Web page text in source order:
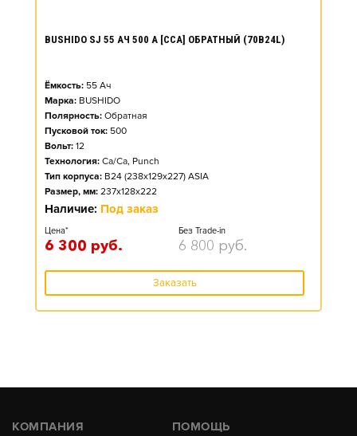
BUSHIDO SJ 55 АЧ 500 А [CCA] ОБРАТНЫЙ (70B24L)
Ёмкость: 55 Ач
Марка: BUSHIDO
Полярность: Обратная
Пусковой ток: 500
Вольт: 12
Технология: Ca/Ca, Punch
Тип корпуса: B24 (238x129x227) ASIA
Размер, мм: 237x128x222
Наличие: Под заказ
Цена*
6 300 руб.
Без Trade-in
6 800 руб.
Заказать
КОМПАНИЯ ПОМОЩЬ